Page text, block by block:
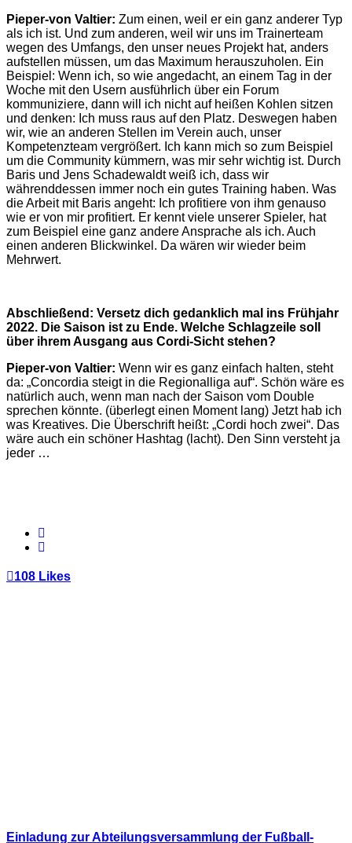
Pieper-von Valtier: Zum einen, weil er ein ganz anderer Typ
als ich ist. Und zum anderen, weil wir uns im Trainerteam
wegen des Umfangs, den unser neues Projekt hat, anders
aufstellen müssen, um das Maximum herauszuholen. Ein
Beispiel: Wenn ich, so wie angedacht, an einem Tag in der
Woche mit den Usern ausführlich über ein Forum
kommuniziere, dann will ich nicht auf heißen Kohlen sitzen
und denken: Ich muss raus auf den Platz. Deswegen haben
wir, wie an anderen Stellen im Verein auch, unser
Kompetenzteam vergrößert. Ich kann mich so zum Beispiel
um die Community kümmern, was mir sehr wichtig ist. Durch
Baris und Jens Schadewaldt weiß ich, dass wir
währenddessen immer noch ein gutes Training haben. Was
die Arbeit mit Baris angeht: Ich profitiere von ihm genauso
wie er von mir profitiert. Er kennt viele unserer Spieler, hat
zum Beispiel eine ganz andere Ansprache als ich. Auch
einen anderen Blickwinkel. Da wären wir wieder beim
Mehrwert.
Abschließend: Versetz dich gedanklich mal ins Frühjahr
2022. Die Saison ist zu Ende. Welche Schlagzeile soll
über ihrem Ausgang aus Cordi-Sicht stehen?
Pieper-von Valtier: Wenn wir es ganz einfach halten, steht
da: „Concordia steigt in die Regionalliga auf“. Schön wäre es
natürlich auch, wenn man nach der Saison vom Double
sprechen könnte. (überlegt einen Moment lang) Jetzt hab ich
was Kreatives. Die Überschrift heißt: „Cordi hoch zwei“. Das
wäre auch ein schöner Hashtag (lacht). Den Sinn versteht ja
jeder …
108 Likes
Einladung zur Abteilungsversammlung der Fußball-